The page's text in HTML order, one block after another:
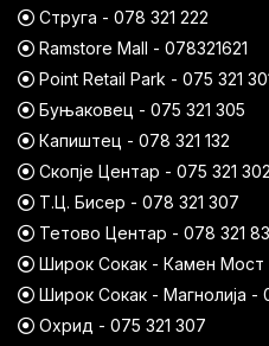
Струга - 078 321 222
Ramstore Mall - 078321621
Point Retail Park - 075 321
Буњаковец - 075 321 305
Капиштец - 078 321 132
Скопје Центар - 075 321 302
Т.Ц. Бисер - 078 321 307
Тетово Центар - 078 321
Широк Сокак - Камен Мост
Широк Сокак - Магнолија -
Охрид - 075 321 307